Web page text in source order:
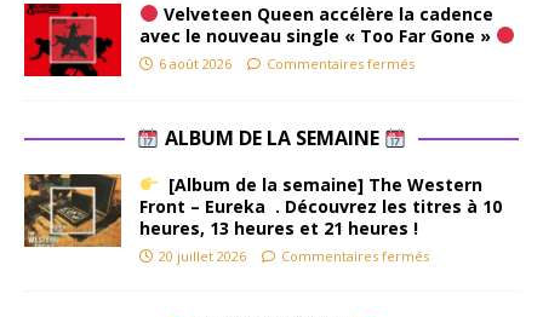
Velveteen Queen accélère la cadence
avec le nouveau single « Too Far Gone »
6 août 2026 Commentaires fermés
ALBUM DE LA SEMAINE
[Album de la semaine] The Western
Front – Eureka . Découvrez les titres à 10
heures, 13 heures et 21 heures !
20 juillet 2026 Commentaires fermés